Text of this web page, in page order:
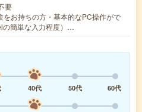
要
をお持ちの方・基本的なPC操作がで
の簡単な入力程度）…
40代 50代
60代